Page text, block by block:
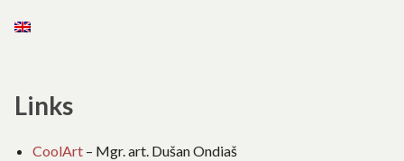
Links
CoolArt – Mgr. art. Dušan Ondiaš